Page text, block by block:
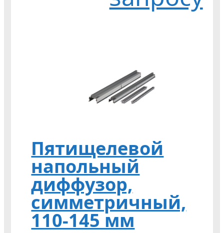
Пятищелевой
напольный
диффузор,
симметричный,
110-145 мм